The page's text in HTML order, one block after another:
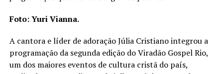
primeiros versos: “Sei de quem eu sou
fortalezas da vida cristã, pois essa certeza oferece
segurança, esperança e direção, independentemente das
circunstâncias. Beatriz explica que, quando a identidade
Foto: Yuri Vianna.
A cantora e líder de adoração Júlia Cristiano integrou a
programação da segunda edição do Viradão Gospel Rio,
um dos maiores eventos de cultura cristã do país,